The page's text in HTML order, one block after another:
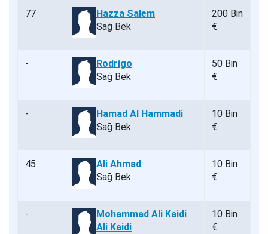
77
Hazza Salem
Sağ Bek
200 Bin
€
-
Rodrigo
Sağ Bek
50 Bin
€
-
Hamad Al Hammadi
Sağ Bek
10 Bin
€
45
Ali Ahmad
Sağ Bek
10 Bin
€
-
Mohammad Ali Kaidi
Ali Kaidi
10 Bin
€